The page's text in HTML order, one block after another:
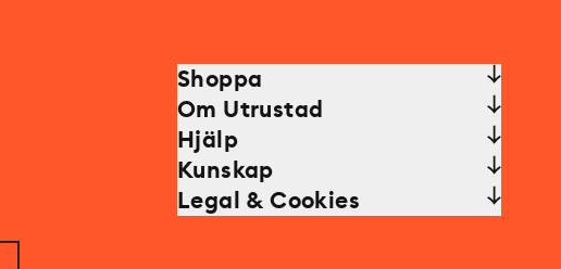
Shoppa
Om Utrustad
Hjälp
Kunskap
Legal & Cookies